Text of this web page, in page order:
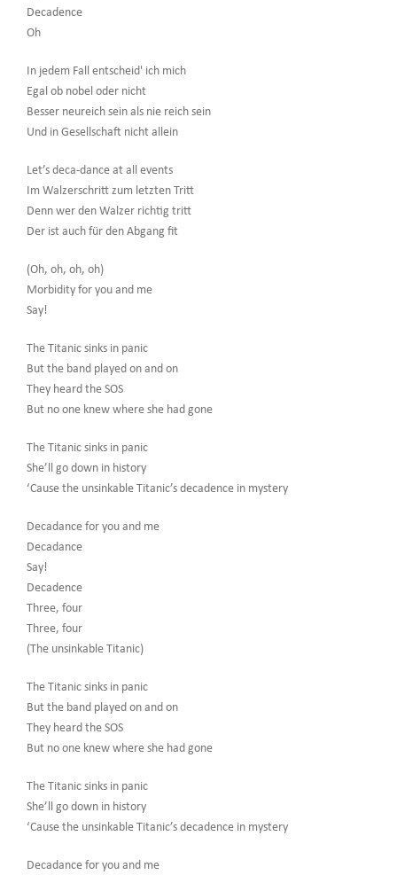
Decadence
Oh
In jedem Fall entscheid' ich mich
Egal ob nobel oder nicht
Besser neureich sein als nie reich sein
Und in Gesellschaft nicht allein
Let’s deca-dance at all events
Im Walzerschritt zum letzten Tritt
Denn wer den Walzer richtig tritt
Der ist auch für den Abgang fit
(Oh, oh, oh, oh)
Morbidity for you and me
Say!
The Titanic sinks in panic
But the band played on and on
They heard the SOS
But no one knew where she had gone
The Titanic sinks in panic
She’ll go down in history
‘Cause the unsinkable Titanic’s decadence in mystery
Decadance for you and me
Decadance
Say!
Decadence
Three, four
Three, four
(The unsinkable Titanic)
The Titanic sinks in panic
But the band played on and on
They heard the SOS
But no one knew where she had gone
The Titanic sinks in panic
She’ll go down in history
‘Cause the unsinkable Titanic’s decadence in mystery
Decadance for you and me